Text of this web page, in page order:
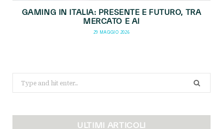
GAMING IN ITALIA: PRESENTE E FUTURO, TRA
MERCATO E AI
29 MAGGIO 2026
for:
ULTIMI ARTICOLI